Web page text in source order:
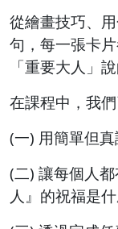
從繪畫技巧、
句，每一張卡
「重要大人」說
在課程中，我們
(一) 用簡單但
(二) 讓每個人
人』的祝福是什